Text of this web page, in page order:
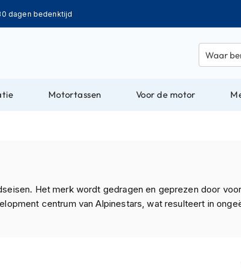
dagen bedenktijd
Motortassen Voor de motor
Het merk wordt gedragen en geprezen door
centrum van Alpinestars, wat resulteert in